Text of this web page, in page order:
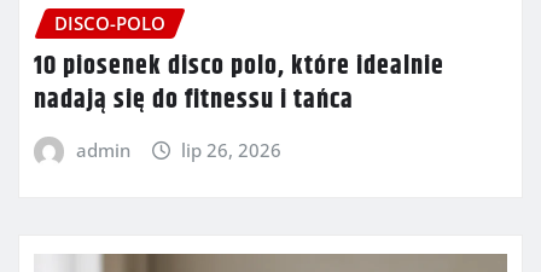
DISCO-POLO
10 piosenek disco polo, które idealnie
nadają się do fitnessu i tańca
admin lip 26, 2026